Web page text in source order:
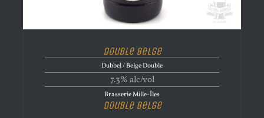
Double Belge
Dubbel / Belge Double
7.3% alc/vol
Brasserie Mille-Îles
Double Belge